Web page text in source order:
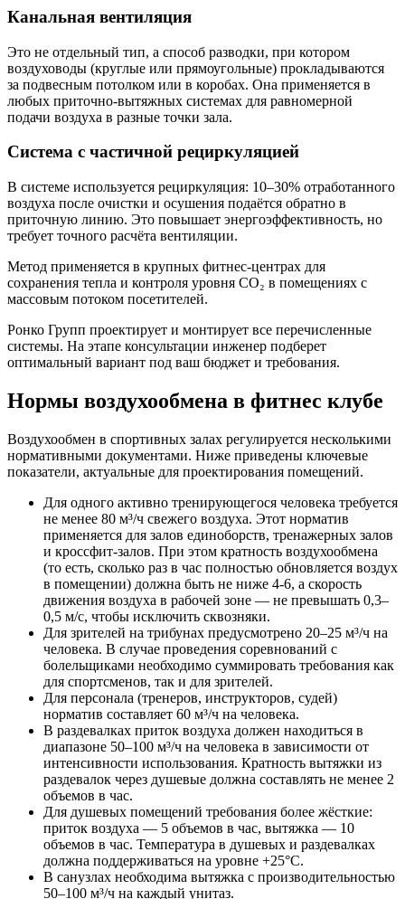
Канальная вентиляция
Это не отдельный тип, а способ разводки, при котором
воздуховоды (круглые или прямоугольные) прокладываются
за подвесным потолком или в коробах. Она применяется в
любых приточно-вытяжных системах для равномерной
подачи воздуха в разные точки зала.
Система с частичной рециркуляцией
В системе используется рециркуляция: 10–30% отработанного
воздуха после очистки и осушения подаётся обратно в
приточную линию. Это повышает энергоэффективность, но
требует точного расчёта вентиляции.
Метод применяется в крупных фитнес-центрах для
сохранения тепла и контроля уровня CO₂ в помещениях с
массовым потоком посетителей.
Ронко Групп проектирует и монтирует все перечисленные
системы. На этапе консультации инженер подберет
оптимальный вариант под ваш бюджет и требования.
Нормы воздухообмена в фитнес клубе
Воздухообмен в спортивных залах регулируется несколькими
нормативными документами. Ниже приведены ключевые
показатели, актуальные для проектирования помещений.
Для одного активно тренирующегося человека требуется
не менее 80 м³/ч свежего воздуха. Этот норматив
применяется для залов единоборств, тренажерных залов
и кроссфит-залов. При этом кратность воздухообмена
(то есть, сколько раз в час полностью обновляется воздух
в помещении) должна быть не ниже 4-6, а скорость
движения воздуха в рабочей зоне — не превышать 0,3–
0,5 м/с, чтобы исключить сквозняки.
Для зрителей на трибунах предусмотрено 20–25 м³/ч на
человека. В случае проведения соревнований с
болельщиками необходимо суммировать требования как
для спортсменов, так и для зрителей.
Для персонала (тренеров, инструкторов, судей)
норматив составляет 60 м³/ч на человека.
В раздевалках приток воздуха должен находиться в
диапазоне 50–100 м³/ч на человека в зависимости от
интенсивности использования. Кратность вытяжки из
раздевалок через душевые должна составлять не менее 2
объемов в час.
Для душевых помещений требования более жёсткие:
приток воздуха — 5 объемов в час, вытяжка — 10
объемов в час. Температура в душевых и раздевалках
должна поддерживаться на уровне +25°C.
В санузлах необходима вытяжка с производительностью
50–100 м³/ч на каждый унитаз.